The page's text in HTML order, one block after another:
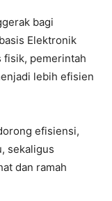
bagi
Elektronik
fisik, pemerintah
lebih efisien
efisiensi,
sekaligus
dan ramah